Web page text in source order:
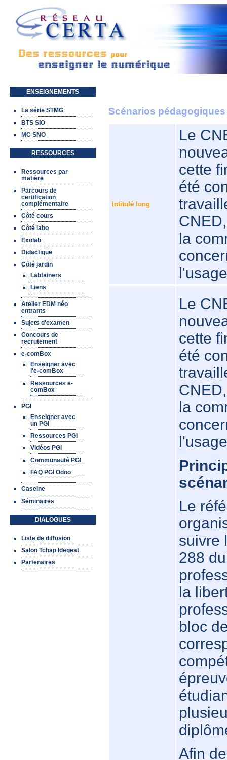
Aller au contenu principal
ENSEIGNEMENTS
La série STMG
BTS SIO
MC SNO
RESSOURCES
Ressources par
matière
Parcours de
certification
complémentaire
Côté cours
Côté labo
Exolab
Didactique
Côté jardin
Labtainers
Liens
Atelier EDM néo
entrants
Sujets d'examen
Concours de
recrutement
e-comBox
Enseigner avec
l'e-comBox
Ressources e-
comBox
PGI
Enseigner avec
un PGI
Ressources PGI
Vidéos PGI
Communauté PGI
FAQ PGI Odoo
Caseine
Séminaires
DIALOGUES
Liste de diffusion
Salon Tchap Idegest
Partenaires
Scénarios pédagogiques
Intitulé long
Le
cette
été
la
Le
cette
été
la
Le
suivre
288
la
bloc
Afin